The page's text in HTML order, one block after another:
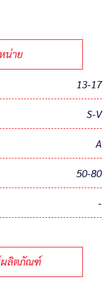
น่าย
13-17
S-V
A
50-80
-
ผลิตภัณฑ์